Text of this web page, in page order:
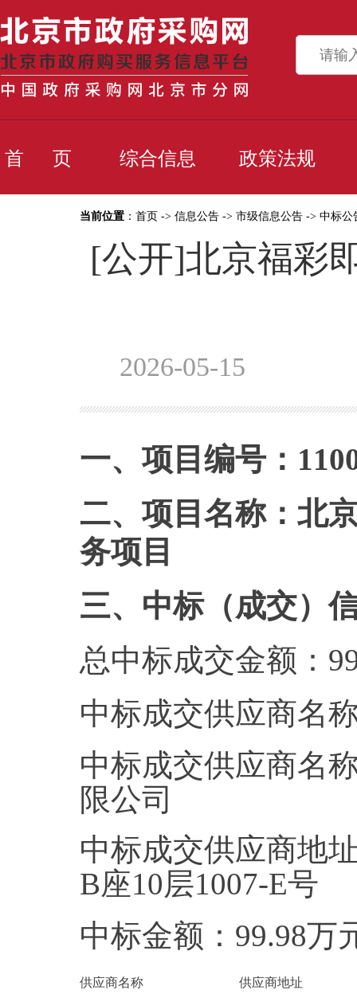
首 页 综合信息 政策法规
当前位置 ： 首页 -> 信息公告 -> 市级信息公告 -> 中标公
[公开]北京福彩
2026-05-15
一、项目编号：
二、项目名称：北
务项目
三、中标（成交）
总中标成交金额：
中标成交供应商名
中标成交供应商名
限公司
中标成交供应商地
B座10层1007-E号
中标金额：99.98万
供应商名称
供应商地址